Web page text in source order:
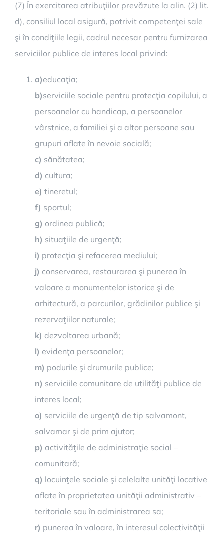
(7) În exercitarea atribuţiilor prevăzute la alin. (2) lit.
d), consiliul local asigură, potrivit competenţei sale
şi în condiţiile legii, cadrul necesar pentru furnizarea
serviciilor publice de interes local privind:
a)educaţia;
b)serviciile sociale pentru protecţia copilului, a
persoanelor cu handicap, a persoanelor
vârstnice, a familiei şi a altor persoane sau
grupuri aflate în nevoie socială;
c) sănătatea;
d) cultura;
e) tineretul;
f) sportul;
g) ordinea publică;
h) situaţiile de urgenţă;
i) protecţia şi refacerea mediului;
j) conservarea, restaurarea şi punerea în
valoare a monumentelor istorice şi de
arhitectură, a parcurilor, grădinilor publice şi
rezervaţiilor naturale;
k) dezvoltarea urbană;
l) evidenţa persoanelor;
m) podurile şi drumurile publice;
n) serviciile comunitare de utilităţi publice de
interes local;
o) serviciile de urgenţă de tip salvamont,
salvamar şi de prim ajutor;
p) activităţile de administraţie social –
comunitară;
q) locuinţele sociale şi celelalte unităţi locative
aflate în proprietatea unităţii administrativ –
teritoriale sau în administrarea sa;
r) punerea în valoare, în interesul colectivităţii